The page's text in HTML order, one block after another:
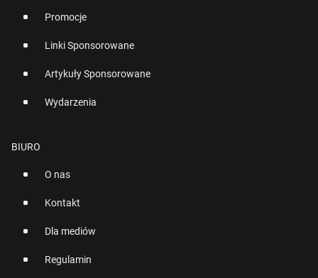
Promocje
Linki Sponsorowane
Artykuły Sponsorowane
Wydarzenia
BIURO
O nas
Kontakt
Dla mediów
Regulamin